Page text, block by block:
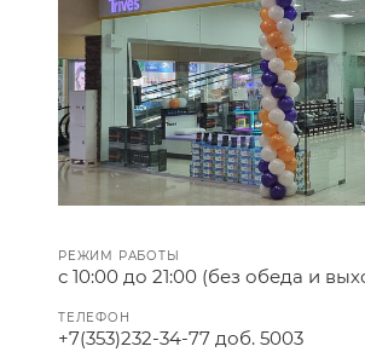
РЕЖИМ РАБОТЫ
с 10:00 до 21:00 (без обеда и
ТЕЛЕФОН
+7(353)232-34-77 доб. 5003